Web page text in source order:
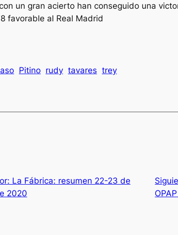
un gran acierto han conseguido una
favorable al Real Madrid
Pitino rudy tavares trey
La Fábrica: resumen 22-23 de
2020